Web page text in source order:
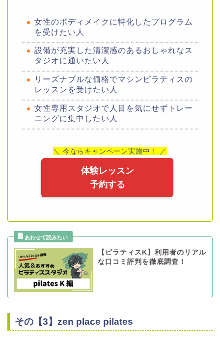
女性のボディメイクに特化したプログラム
を受けたい人
設備が充実した清潔感のあるおしゃれなス
タジオに通いたい人
リーズナブルな価格でマシンピラティスの
レッスンを受けたい人
女性専用スタジオで人目を気にせずトレー
ニングに集中したい人
＼ 今ならキャンペーン実施中！ ／
体験レッスン
予約する
【ピラティスK】利用者のリアル
な口コミ評判を徹底調査！
その【3】zen place pilates